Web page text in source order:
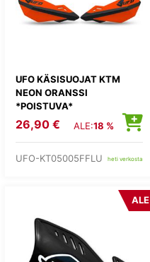
UFO KÄSISUOJAT KTM
NEON ORANSSI
*POISTUVA*
26,90 € ALE:18 %
UFO-KT05005FFLU heti verkosta
ALE